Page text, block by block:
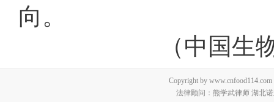
向。
（中国生
Copyright by
法律顾问：熊学武律师 湖北